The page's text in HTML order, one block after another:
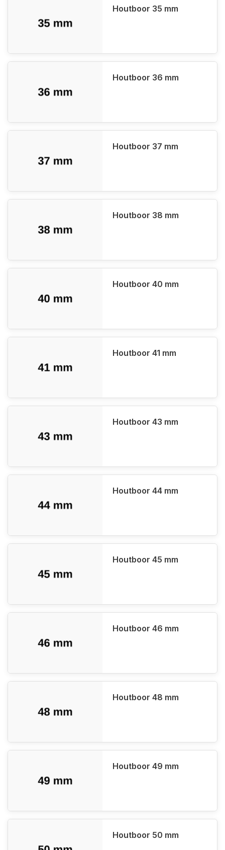
Houtboor 35 mm
Houtboor 36 mm
Houtboor 37 mm
Houtboor 38 mm
Houtboor 40 mm
Houtboor 41 mm
Houtboor 43 mm
Houtboor 44 mm
Houtboor 45 mm
Houtboor 46 mm
Houtboor 48 mm
Houtboor 49 mm
Houtboor 50 mm